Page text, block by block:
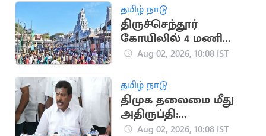
தமிழ் நாடு
திருச்செந்தூர்
கோயிலில் 4 மணி
நேரம் காத்திருந்து
Aug 02, 2026, 10:08 IST
தமிழ் நாடு
திமுக தலைமை மீது
அதிருப்தி:
அதிமுக.வில்
Aug 02, 2026, 10:08 IST